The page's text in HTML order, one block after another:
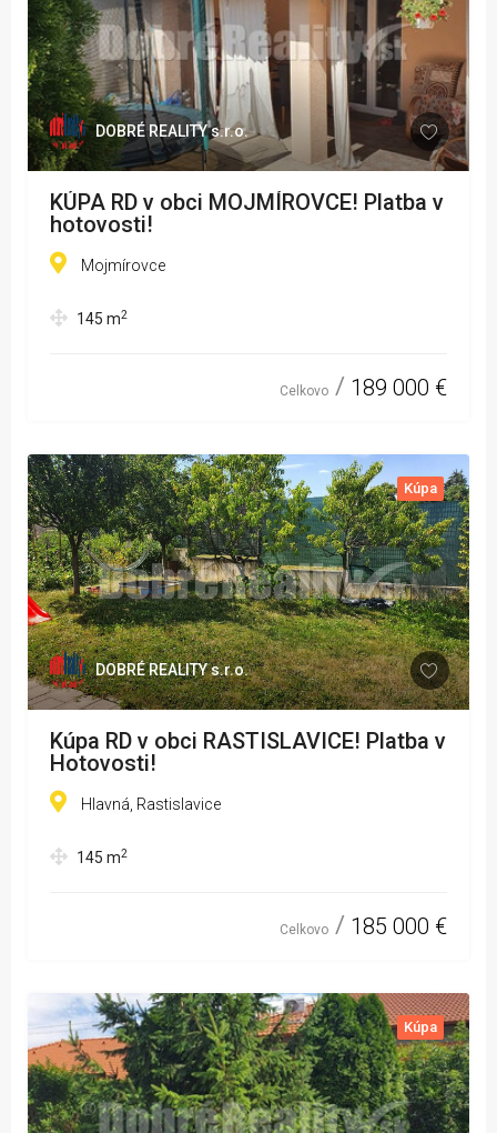
DOBRÉ REALITY s.r.o.
KÚPA RD v obci MOJMÍROVCE! Platba v
hotovosti!
Mojmírovce
145 m2
Celkovo 189 000 €
Kúpa
DOBRÉ REALITY s.r.o.
Kúpa RD v obci RASTISLAVICE! Platba v
Hotovosti!
Hlavná, Rastislavice
145 m2
Celkovo 185 000 €
Kúpa